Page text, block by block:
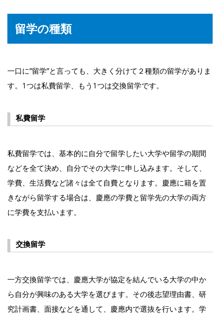
留学の種類
一口に”留学”と言っても、大きく分けて２種類の留学がありま
す。1つは私費留学、もう1つは交換留学です。
私費留学
私費留学では、基本的に自分で留学したい大学や留学の期間
などを全て決め、自分でその大学に申し込みます。そして、
学費、生活費など諸々は全て自費となります。慶應に籍を置
きながら留学する場合は、慶應の学費と留学先の大学の両方
に学費を支払います。
交換留学
一方交換留学では、慶應大学が協定を結んでいる大学の中か
ら自分が興味のある大学を選びます。その後志望理由書、研
究計画書、面接などを通して、慶應内で選抜を行います。学